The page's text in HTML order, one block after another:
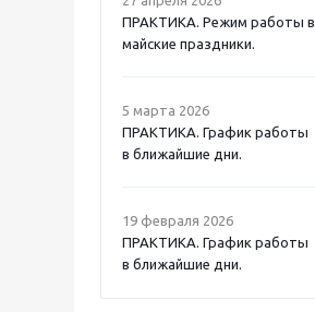
ПРАКТИКА. Режим работы в
майские праздники.
5 марта 2026
ПРАКТИКА. График работы
в ближайшие дни.
19 февраля 2026
ПРАКТИКА. График работы
в ближайшие дни.